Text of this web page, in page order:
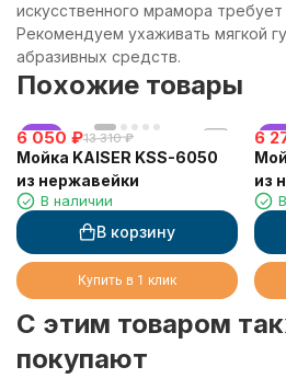
искусственного мрамора
Рекомендуем ухаживать мягкой
абразивных средств.
Похожие товары
хит
6 050 ₽13 310 ₽
Мойка KAISER KSS-6050
из нержавейки
В наличии
В корзину
Купить в 1 клик
6
из
C этим товаром
покупают